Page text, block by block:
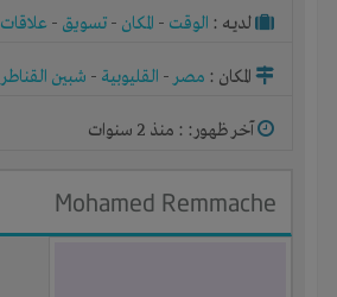
لديـه : الوقت - المكان - تسويق - علاقات
المكان : مصر- القليوبية - شبين القناطر
آخر ظهور: : منذ 2 سنوات
Mohamed Remmache